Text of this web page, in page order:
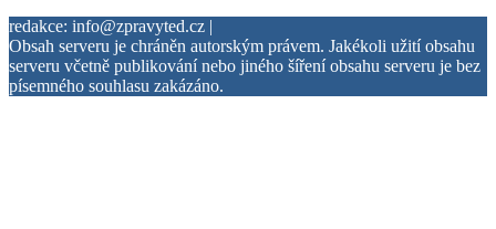
redakce: info@zpravyted.cz |
Obsah serveru je chráněn autorským právem. Jakékoli užití obsahu
serveru včetně publikování nebo jiného šíření obsahu serveru je bez
písemného souhlasu zakázáno.